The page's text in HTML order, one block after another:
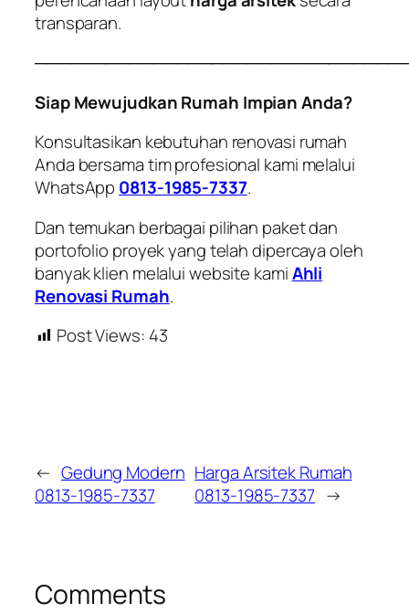
transparan.
Siap Mewujudkan Rumah Impian Anda?
Konsultasikan kebutuhan renovasi rumah
Anda bersama tim profesional kami melalui
WhatsApp 0813-1985-7337.
Dan temukan berbagai pilihan paket dan
portofolio proyek yang telah dipercaya oleh
banyak klien melalui website kamiAhli
Renovasi Rumah.
Post Views: 43
← Gedung Modern
0813-1985-7337
Harga Arsitek Rumah
0813-1985-7337 →
Comments